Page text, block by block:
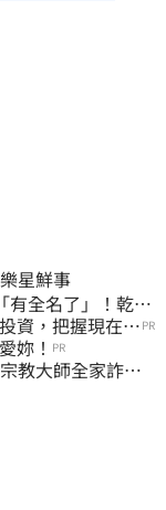
星鮮事
全名了」！乾妹
資，把握現在不 PR
妳！ PR
教大師全家詐慈